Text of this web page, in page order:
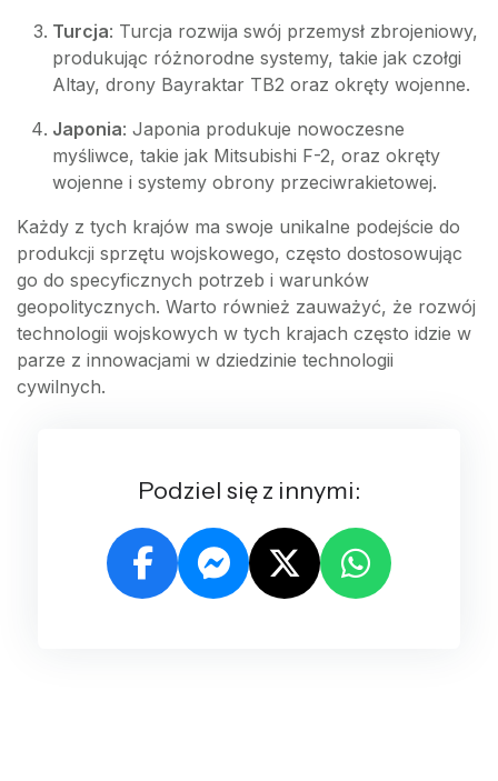
Turcja: Turcja rozwija swój przemysł zbrojeniowy,
produkując różnorodne systemy, takie jak czołgi
Altay, drony Bayraktar TB2 oraz okręty wojenne.
Japonia: Japonia produkuje nowoczesne
myśliwce, takie jak Mitsubishi F-2, oraz okręty
wojenne i systemy obrony przeciwrakietowej.
Każdy z tych krajów ma swoje unikalne podejście do
produkcji sprzętu wojskowego, często dostosowując
go do specyficznych potrzeb i warunków
geopolitycznych. Warto również zauważyć, że rozwój
technologii wojskowych w tych krajach często idzie w
parze z innowacjami w dziedzinie technologii
cywilnych.
Podziel się z innymi: